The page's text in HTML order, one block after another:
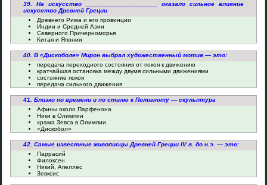
39. На искусство ____________________ оказало сильное влияние
искусство Древней Греции
Древнего Рима и его провинции
Индии и Средней Азии
Северного Причерноморья
Китая и Японии
40. В «Дискоболе» Мирон выбрал художественный мотив — это:
передача переходного состояния от покоя к движению
кратчайшая остановка между двумя сильными движениями
состояние покоя
передача сильного движения
41. Близко по времени и по стилю к Полигноту — скульптура
Афины около Парфенона
Ники в Олимпии
храма Зевса в Олимпии
«Дискобол»
42. Самые известные живописцы Древней Греции IV в. до н.э. — это:
Паррасий
Филоксен
Никий, Апеллес
Зевксис